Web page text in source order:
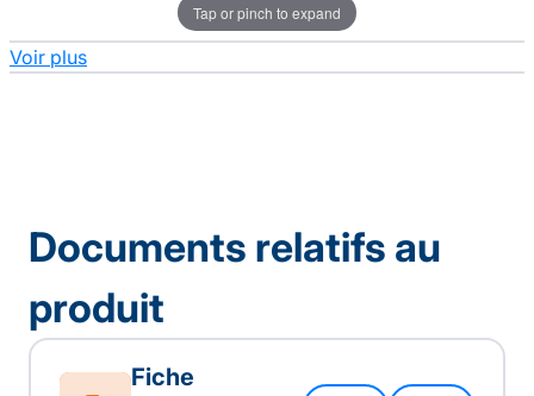
Tap or pinch to expand
Voir plus
Documents relatifs au
produit
Fiche